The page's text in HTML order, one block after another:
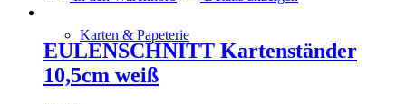
Karten & Papeterie
EULENSCHNITT Kartenständer
10,5cm weiß